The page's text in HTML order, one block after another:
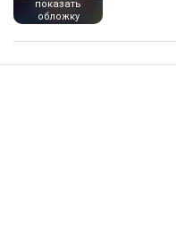
показать
обложку